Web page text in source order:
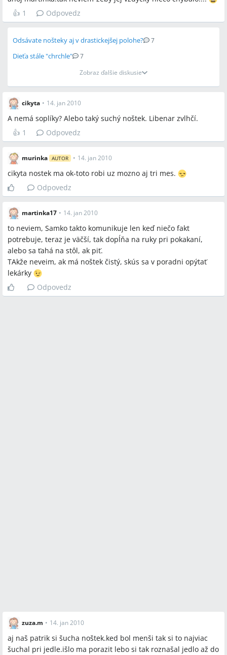
👍 1 Odpovedz
Odsávate nošteky aj v drastickejšej polohe? 7
Dieťa stále "chrchle"
7
Zobraz ďalšie diskusie
cikyta • 14. jan 2010
A nemá soplíky? Alebo taký suchý noštek. Libenar zvlhčí.
👍 1 Odpovedz
murinka AUTOR • 14. jan 2010
cikyta nostek ma ok-toto robi uz mozno aj tri mes.
Odpovedz
martinka17 • 14. jan 2010
to neviem, Samko takto komunikuje len keď niečo fakt
potrebuje, teraz je väčší, tak dopĺňa na ruky pri pokakaní,
alebo sa ťahá na stôl, ak piť.
TAkže neveim, ak má noštek čistý, skús sa v poradni opýtať
lekárky
Odpovedz
zuza.m • 14. jan 2010
aj naš patrik si šucha noštek.ked bol menši tak si to najviac
šuchal pri jedle.išlo ma porazit lebo si tak roznašal jedlo až do